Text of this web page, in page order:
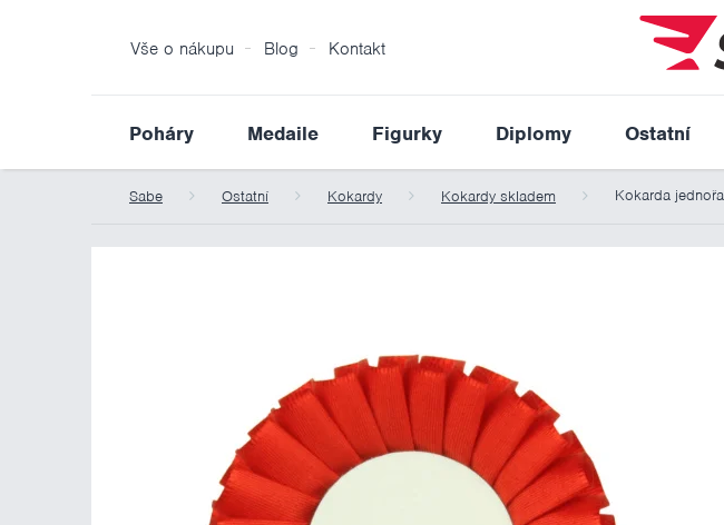
Vše o nákupu Blog Kontakt
Poháry Medaile Figurky Diplomy Ostatní
Sabe Ostatní Kokardy Kokardy skladem Kokarda